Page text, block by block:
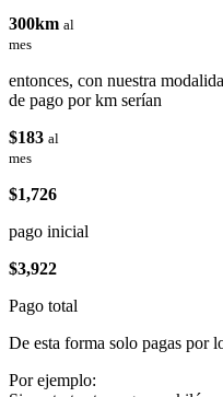
300km al
mes
entonces, con nuestra
de pago por km serían
$183 al
mes
$1,726
pago inicial
$3,922
Pago total
De esta forma solo pagas por
Por ejemplo: